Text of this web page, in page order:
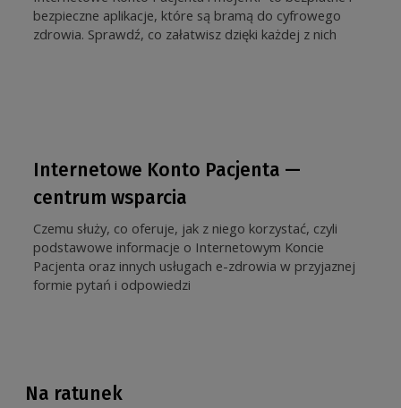
bezpieczne aplikacje, które są bramą do cyfrowego
zdrowia. Sprawdź, co załatwisz dzięki każdej z nich
Internetowe Konto Pacjenta —
centrum wsparcia
Czemu służy, co oferuje, jak z niego korzystać, czyli
podstawowe informacje o Internetowym Koncie
Pacjenta oraz innych usługach e-zdrowia w przyjaznej
formie pytań i odpowiedzi
Na ratunek